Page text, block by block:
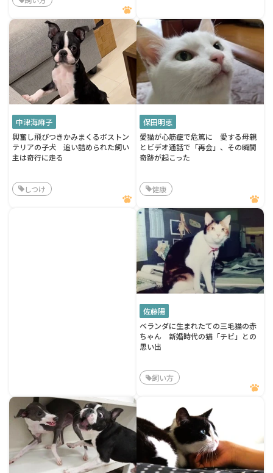
中津海麻子
興奮し飛びつきかみまくるボストン
テリアの子犬 追い詰められた飼い
主は奇行に走る
しつけ
保田明恵
愛猫が心筋症で危篤に 愛する母親
とビデオ通話で「再会」、その瞬間
奇跡が起こった
健康
佐藤陽
ベランダに生まれたての三毛猫の赤
ちゃん 新婚時代の猫「チビ」との
思い出
飼い方